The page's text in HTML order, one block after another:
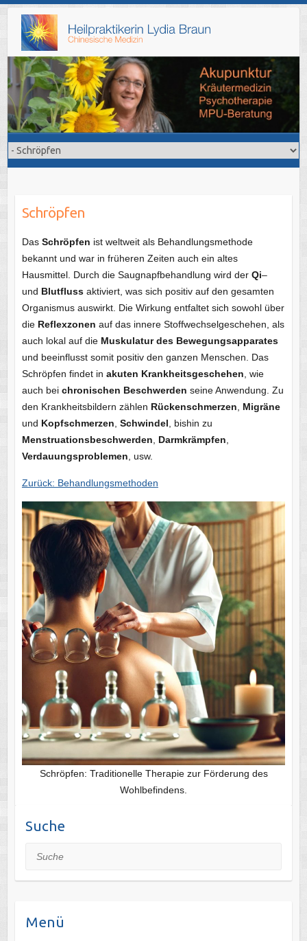
content
Schröpfen
Das Schröpfen ist weltweit als Behandlungsmethode
bekannt und war in früheren Zeiten auch ein altes
Hausmittel. Durch die Saugnapfbehandlung wird der Qi–
und Blutflussaktiviert, was sich positiv auf den gesamten
Organismus auswirkt. Die Wirkung entfaltet sich sowohl über
die Reflexzonen auf das innere Stoffwechselgeschehen, als
auch lokal auf die Muskulatur des Bewegungsapparates
und beeinflusst somit positiv den ganzen Menschen. Das
Schröpfen findet in akuten Krankheitsgeschehen , wie
auch beichronischen Beschwerden seine Anwendung. Zu
den Krankheitsbildern zählen Rückenschmerzen
Migräne
und Kopfschmerzen Schwindel , bishin zu
Menstruationsbeschwerden
Darmkrämpfen
Verdauungsproblemen , usw.
Zurück: Behandlungsmethoden
Schröpfen: Traditionelle Therapie zur Förderung des
Wohlbefindens.
Suche
Suche
Menü